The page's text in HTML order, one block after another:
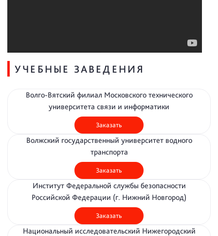
УЧЕБНЫЕ ЗАВЕДЕНИЯ
Волго-Вятский филиал Московского технического
университета связи и информатики
Заказать
Волжский государственный университет водного
транспорта
Заказать
Институт Федеральной службы безопасности
Российской Федерации (г. Нижний Новгород)
Заказать
Национальный исследовательский Нижегородский